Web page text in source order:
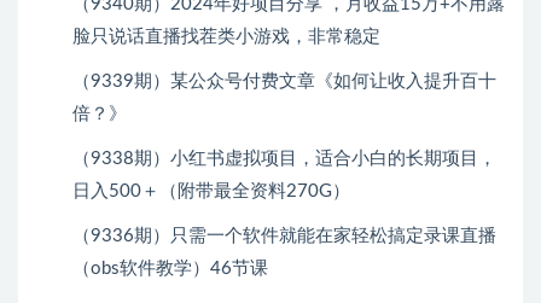
（9340期）2024年好项目分享 ，月收益15万+不用露
脸只说话直播找茬类小游戏，非常稳定
（9339期）某公众号付费文章《如何让收入提升百十
倍？》
（9338期）小红书虚拟项目，适合小白的长期项目，
日入500＋（附带最全资料270G）
（9336期）只需一个软件就能在家轻松搞定录课直播
（obs软件教学）46节课